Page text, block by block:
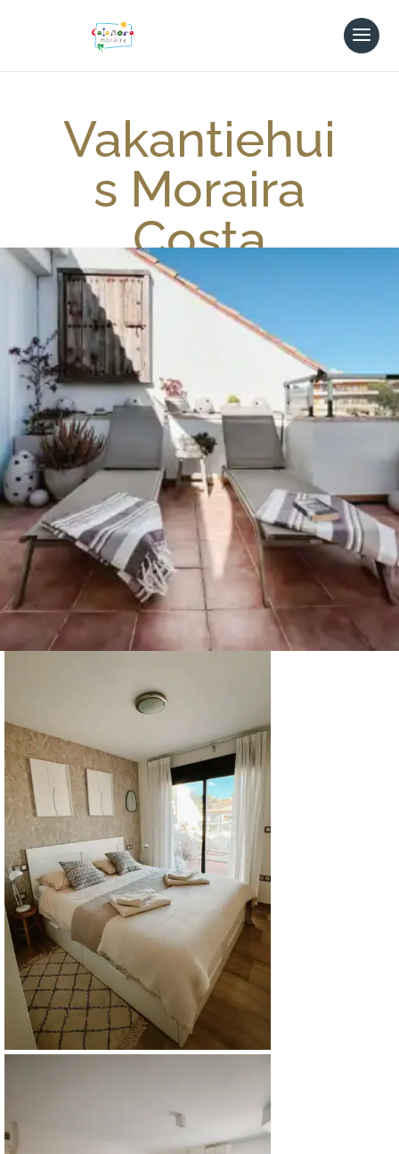
Vakantiehui
s Moraira
Costa
Blanca
Nog even op uw balkon of dakterras
van lekkere tapas en een glas wijn
genieten terwijl uw kinderen lekker
nog even spelen in het zwembad…